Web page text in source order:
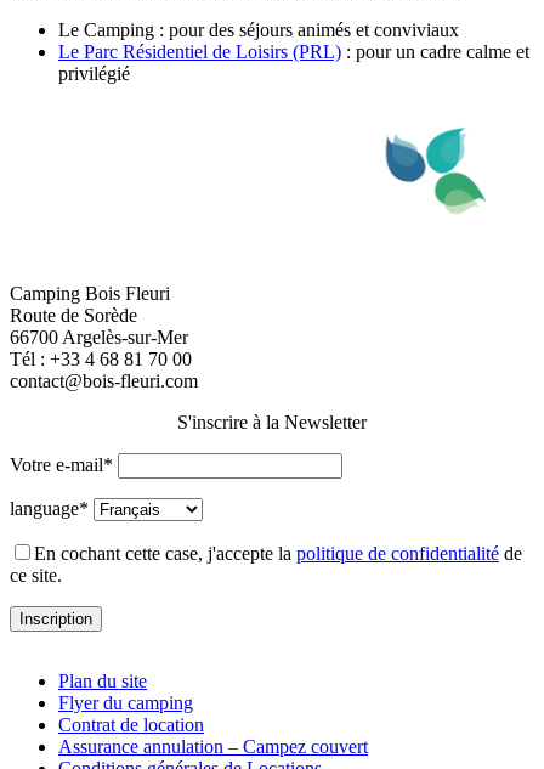
Le Camping : pour des séjours animés et conviviaux
Le Parc Résidentiel de Loisirs (PRL) : pour un cadre calme et
privilégié
Camping Bois Fleuri
Route de Sorède
66700 Argelès-sur-Mer
Tél : +33 4 68 81 70 00
contact@bois-fleuri.com
S'inscrire à la Newsletter
Votre e-mail*
language*
En cochant cette case, j'accepte la politique de confidentialité de
ce site.
Plan du site
Flyer du camping
Contrat de location
Assurance annulation – Campez couvert